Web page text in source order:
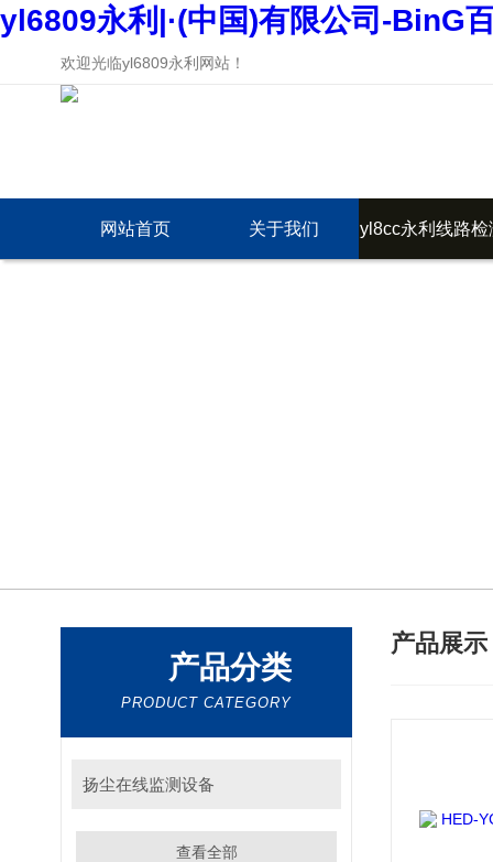
yl6809永利|·(中国)有限公司-BinG
欢迎光临yl6809永利网站！
网站首页 关于我们 yl8cc永利线路检
产品分类
PRODUCT CATEGORY
扬尘在线监测设备
查看全部
产品展示